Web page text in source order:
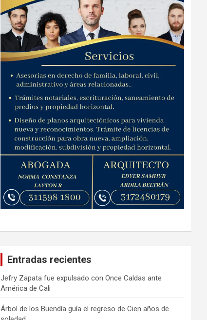
Entradas recientes
Jefry Zapata fue expulsado con Once Caldas ante
América de Cali
Árbol de los Buendía guía el regreso de Cien años de